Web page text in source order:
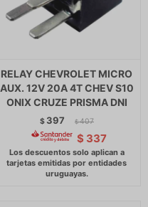
RELAY CHEVROLET MICRO
AUX. 12V 20A 4T CHEV S10
ONIX CRUZE PRISMA DNI
$ 397 $ 407
$ 337